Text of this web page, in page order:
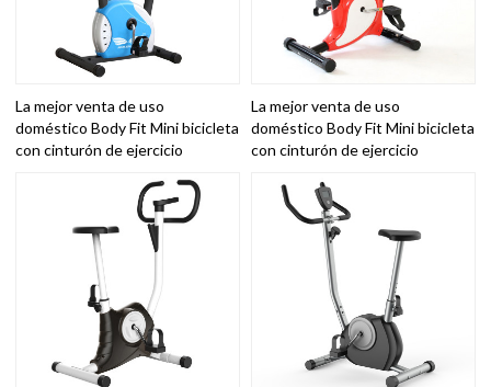
La mejor venta de uso
doméstico Body Fit Mini bicicleta
con cinturón de ejercicio
La mejor venta de uso
doméstico Body Fit Mini bicicleta
con cinturón de ejercicio